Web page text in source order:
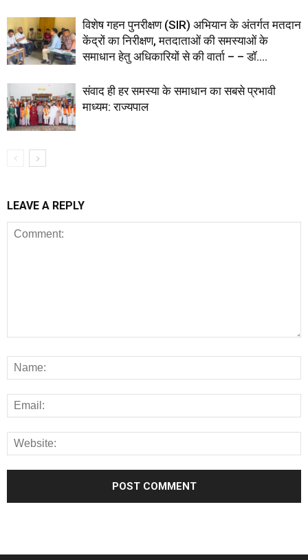
विशेष गहन पुनरीक्षण (SIR) अभियान के अंतर्गत मतदान
केंद्रों का निरीक्षण, मतदाताओं की समस्याओं के
समाधान हेतु अधिकारियों से की वार्ता – – डॉ....
संवाद ही हर समस्या के समाधान का सबसे प्रभावी
माध्यम: राज्यपाल
LEAVE A REPLY